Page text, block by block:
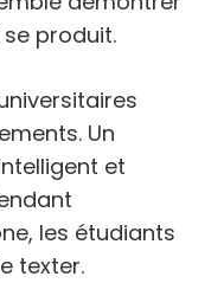
se produit.
Un
et
les étudiants
texter.